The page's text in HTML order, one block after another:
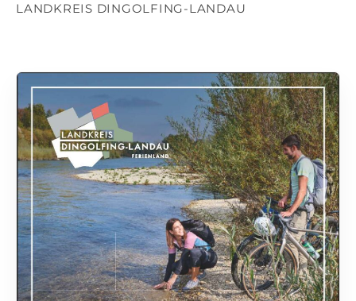
LANDKREIS DINGOLFING-LANDAU